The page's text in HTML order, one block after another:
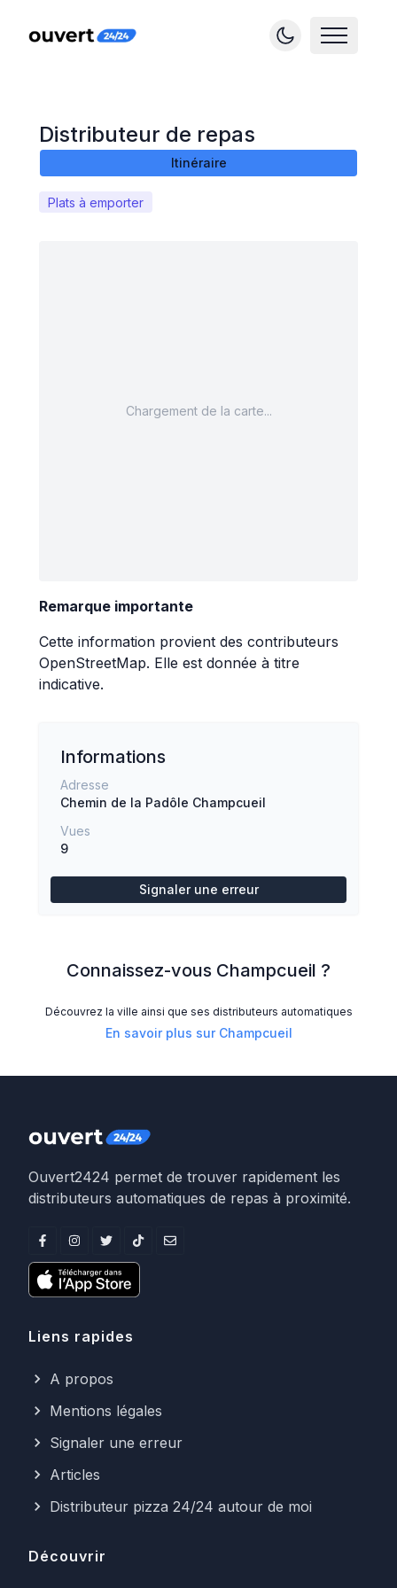
Distributeur de repas
Itinéraire
Plats à emporter
Chargement de la carte...
Remarque importante
Cette information provient des contributeurs
OpenStreetMap. Elle est donnée à titre
indicative.
Informations
Adresse
Chemin de la Padôle Champcueil
Vues
9
Signaler une erreur
Connaissez-vous Champcueil ?
Découvrez la ville ainsi que ses distributeurs automatiques
En savoir plus sur Champcueil
Ouvert2424 permet de trouver rapidement les
distributeurs automatiques de repas à proximité.
Liens rapides
A propos
Mentions légales
Signaler une erreur
Articles
Distributeur pizza 24/24 autour de moi
Découvrir